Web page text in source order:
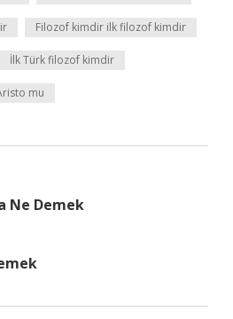
Filozof kimdir ilk filozof kimdir
İlk Türk filozof kimdir
mu
Ne Demek